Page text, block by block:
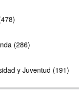
(286)
y Juventud (191)